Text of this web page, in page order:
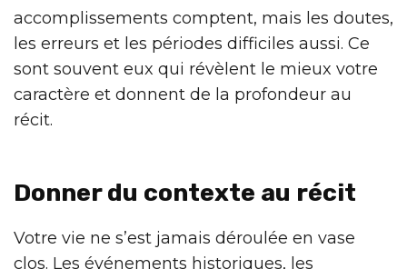
accomplissements comptent, mais les doutes,
les erreurs et les périodes difficiles aussi. Ce
sont souvent eux qui révèlent le mieux votre
caractère et donnent de la profondeur au
récit.
Donner du contexte au récit
Votre vie ne s’est jamais déroulée en vase
clos. Les événements historiques, les